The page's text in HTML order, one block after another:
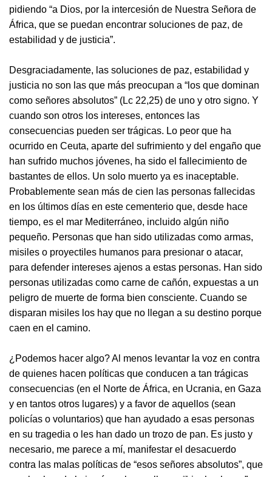
pidiendo “a Dios, por la intercesión de Nuestra Señora de
África, que se puedan encontrar soluciones de paz, de
estabilidad y de justicia”.
Desgraciadamente, las soluciones de paz, estabilidad y
justicia no son las que más preocupan a “los que dominan
como señores absolutos” (Lc 22,25) de uno y otro signo. Y
cuando son otros los intereses, entonces las
consecuencias pueden ser trágicas. Lo peor que ha
ocurrido en Ceuta, aparte del sufrimiento y del engaño que
han sufrido muchos jóvenes, ha sido el fallecimiento de
bastantes de ellos. Un solo muerto ya es inaceptable.
Probablemente sean más de cien las personas fallecidas
en los últimos días en este cementerio que, desde hace
tiempo, es el mar Mediterráneo, incluido algún niño
pequeño. Personas que han sido utilizadas como armas,
misiles o proyectiles humanos para presionar o atacar,
para defender intereses ajenos a estas personas. Han sido
personas utilizadas como carne de cañón, expuestas a un
peligro de muerte de forma bien consciente. Cuando se
disparan misiles los hay que no llegan a su destino porque
caen en el camino.
¿Podemos hacer algo? Al menos levantar la voz en contra
de quienes hacen políticas que conducen a tan trágicas
consecuencias (en el Norte de África, en Ucrania, en Gaza
y en tantos otros lugares) y a favor de aquellos (sean
policías o voluntarios) que han ayudado a esas personas
en su tragedia o les han dado un trozo de pan. Es justo y
necesario, me parece a mí, manifestar el desacuerdo
contra las malas políticas de “esos señores absolutos”, que